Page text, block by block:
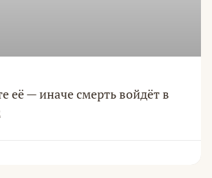
её — иначе смерть войдёт в